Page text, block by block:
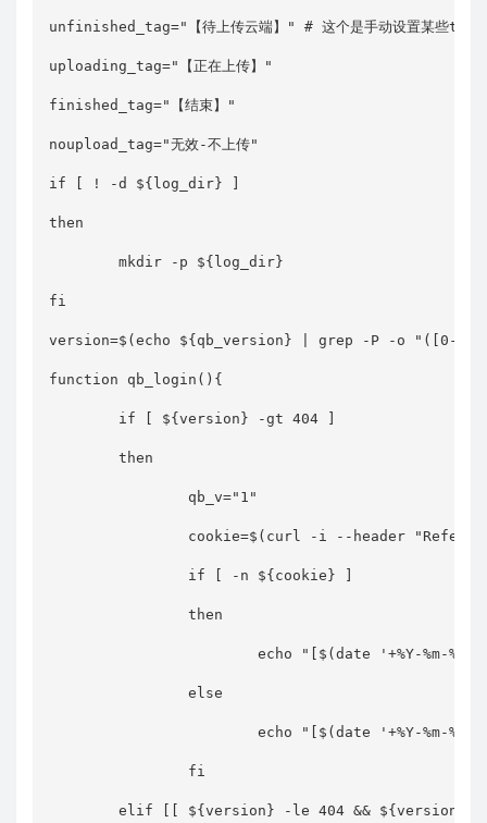
unfinished_tag="【待上传云端】" # 这个是手动设置某些tag，
uploading_tag="【正在上传】"
finished_tag="【结束】"
noupload_tag="无效-不上传"
if [ ! -d ${log_dir} ]
then
        mkdir -p ${log_dir}
fi
version=$(echo ${qb_version} | grep -P -o
function qb_login(){
        if [ ${version} -gt 404 ]
        then
                qb_v="1"
cookie=$(curl -i --header
                if [ -n ${cookie} ]
                then
echo "[$(date '+%Y-%m-%d
                else
echo "[$(date '+%Y-%m-%d
                fi
elif [[ ${version} -le 404 && ${version}